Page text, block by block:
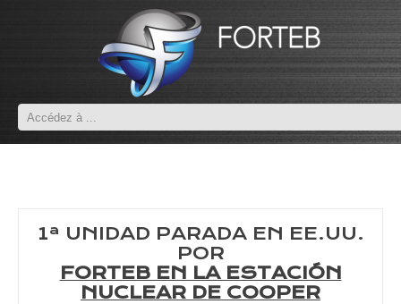
1ª UNIDAD PARADA EN EE.UU.
POR
FORTEB EN LA ESTACIÓN
NUCLEAR DE COOPER